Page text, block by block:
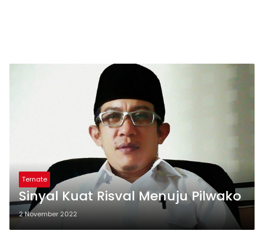
Ternate
Sinyal Kuat Risval Menuju Pilwako
2 November 2022